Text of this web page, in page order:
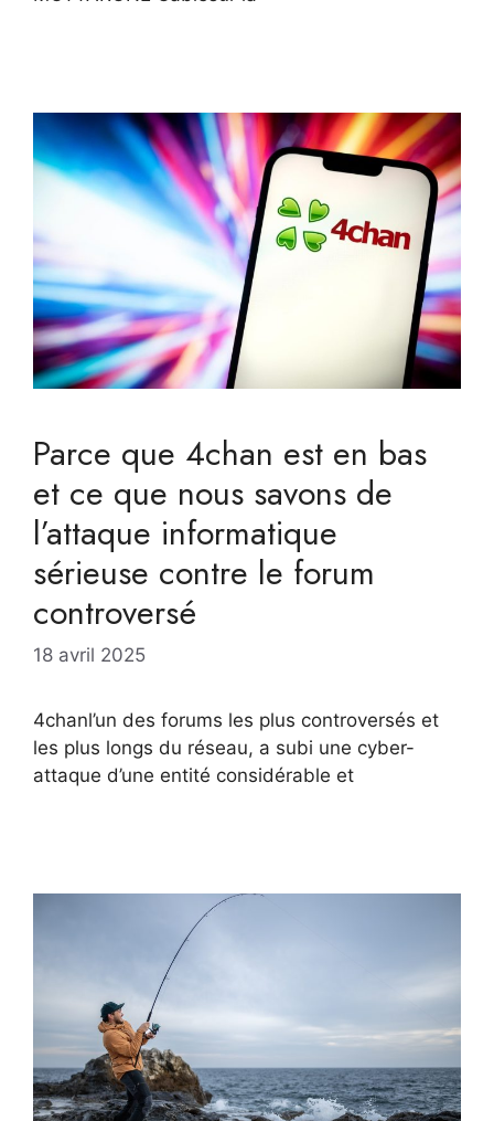
Parce que 4chan est en bas
et ce que nous savons de
l’attaque informatique
sérieuse contre le forum
controversé
18 avril 2025
4chanl’un des forums les plus controversés et
les plus longs du réseau, a subi une cyber-
attaque d’une entité considérable et